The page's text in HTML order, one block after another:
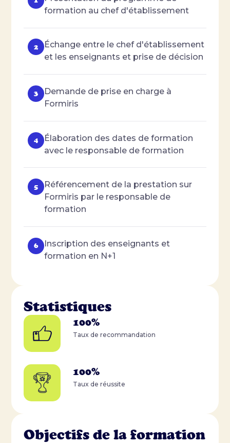
formation au chef d'établissement
Échange entre le chef d'établissement
et les enseignants et prise de décision
Demande de prise en charge à
Formiris
Élaboration des dates de formation
avec le responsable de formation
Référencement de la prestation sur
Formiris par le responsable de
formation
Inscription des enseignants et
formation en N+1
Statistiques
100%
Taux de recommandation
100%
Taux de réussite
Objectifs de la formation